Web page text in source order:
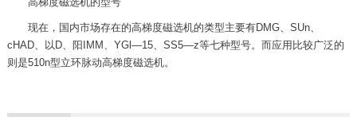
现在，国内市场存在的高梯度磁选机的类型主要有DMG、SUn、
cHAD、以D、阳IMM、YGl—15、SS5—z等七种型号。而应用比较广泛的
则是510n型立环脉动高梯度磁选机。